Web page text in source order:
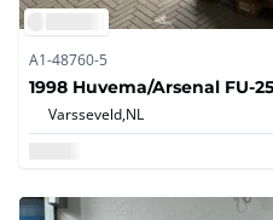
A1-48760-5
1998 Huvema/Arsenal FU-
Varsseveld,NL